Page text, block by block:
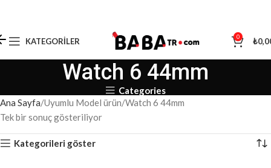
KATEGORILER 0 ₺
Watch 6 44mm
Categories
Ana Sayfa Uyumlu Model ürün Watch 6 44mm
Tek bir sonuç gösteriliyor
Kategorileri göster